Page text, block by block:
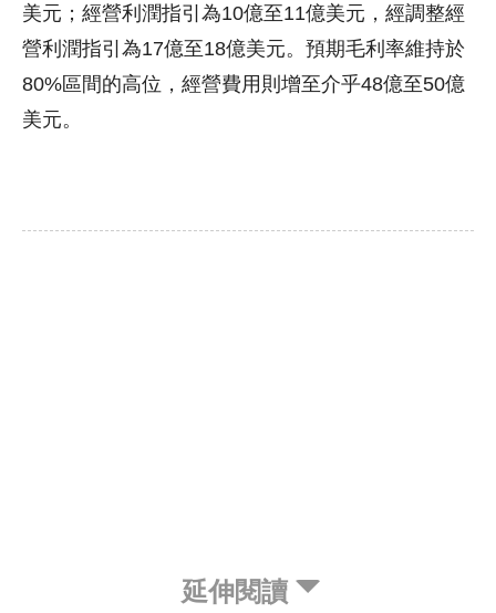
美元；經營利潤指引為10億至11億美元，經調整經
營利潤指引為17億至18億美元。預期毛利率維持於
80%區間的高位，經營費用則增至介乎48億至50億
美元。
延伸閱讀